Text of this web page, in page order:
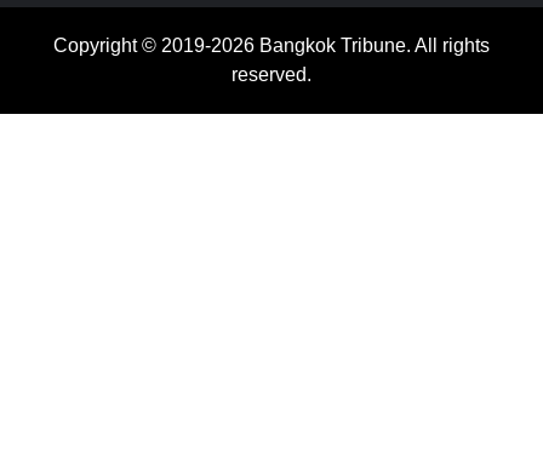
Copyright © 2019-2026 Bangkok Tribune. All rights
reserved.